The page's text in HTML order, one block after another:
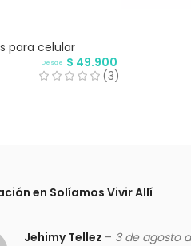
para celular
Desde $ 49.900
(3)
en Solíamos Vivir Allí
Jehimy Tellez – 3 de agosto